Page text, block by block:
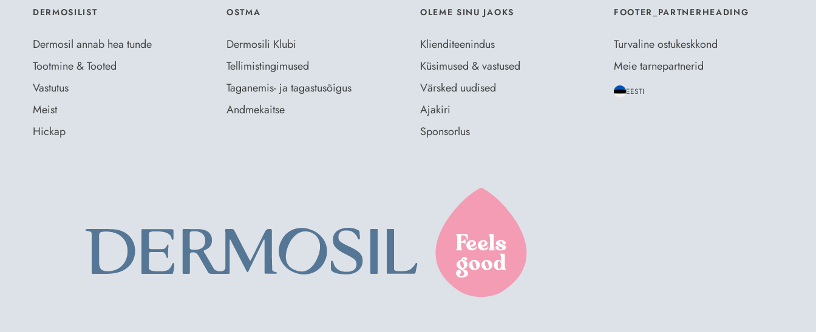
DERMOSILIST
Dermosil annab hea tunde
Tootmine & Tooted
Vastutus
Meist
Hickap
OSTMA
Dermosili Klubi
Tellimistingimused
Taganemis- ja tagastusõigus
Andmekaitse
OLEME SINU JAOKS
Klienditeenindus
Küsimused & vastused
Värsked uudised
Ajakiri
Sponsorlus
FOOTER_PARTNERHEADING
Turvaline ostukeskkond
Meie tarnepartnerid
EESTI